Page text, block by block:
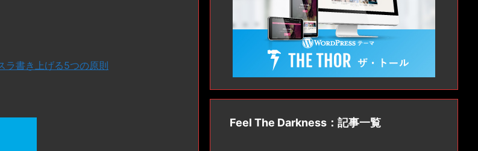
ラ書き上げる5つの原則
Feel The Darkness：記事一覧